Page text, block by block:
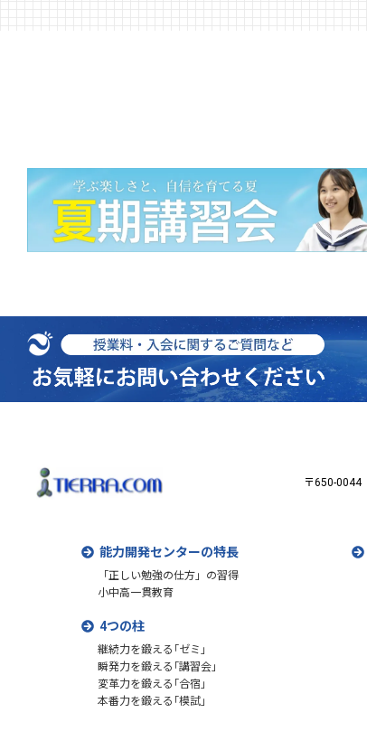
〒650-0044
能力開発センターの特長
「正しい勉強の仕方」の習得
小中高一貫教育
4つの柱
継続力を鍛える｢ゼミ｣
瞬発力を鍛える｢講習会｣
変革力を鍛える｢合宿｣
本番力を鍛える｢模試｣